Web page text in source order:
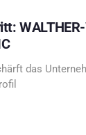
das